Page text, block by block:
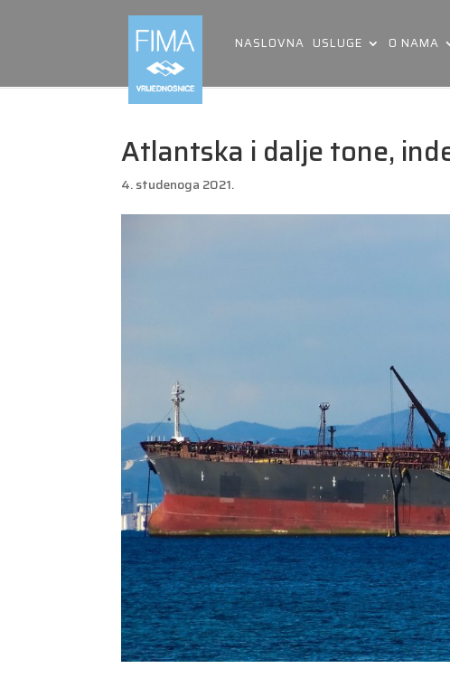
NASLOVNA USLUGE O NAMA
Atlantska i dalje tone,
4. studenoga 2021.